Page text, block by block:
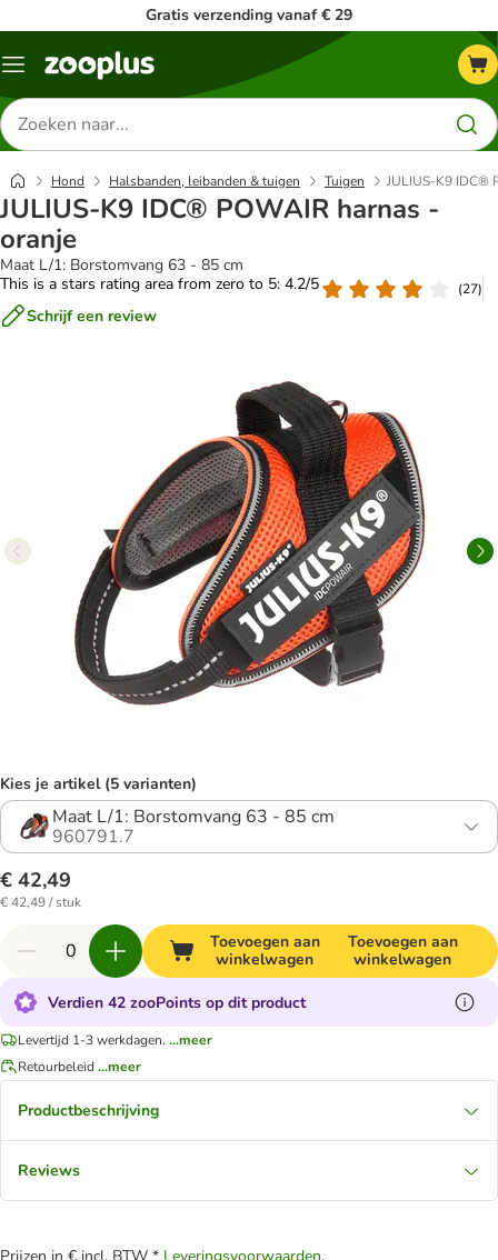
Gratis verzending vanaf € 29
Menu
Zoeken
naar
producten
Hond Halsbanden, leibanden & tuigen Tuigen JULIUS-K9 IDC®
JULIUS-K9 IDC® POWAIR harnas -
oranje
Maat L/1: Borstomvang 63 - 85 cm
This is a stars rating area from zero to 5: 4.2/5
(27)
Schrijf een review
Kies je artikel (5 varianten)
Maat L/1: Borstomvang 63 - 85 cm
960791.7
€ 42,49
€ 42,49 / stuk
Toevoegen aan
winkelwagen
Toevoegen aan
winkelwagen
Verdien 42 zooPoints op dit product
Levertijd 1-3 werkdagen. ...meer
Retourbeleid ...meer
Productbeschrijving
Reviews